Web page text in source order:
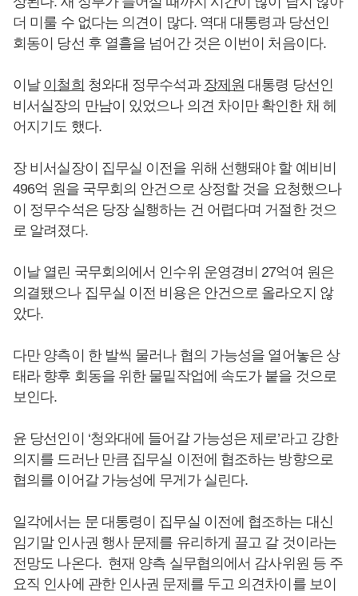
더 미룰 수 없다는 의견이 많다. 역대 대통령과 당선인
회동이 당선 후 열흘을 넘어간 것은 이번이 처음이다.
이날 이철희 청와대 정무수석과 장제원 대통령 당선인
비서실장의 만남이 있었으나 의견 차이만 확인한 채 헤
어지기도 했다.
장 비서실장이 집무실 이전을 위해 선행돼야 할 예비비
496억 원을 국무회의 안건으로 상정할 것을 요청했으나
이 정무수석은 당장 실행하는 건 어렵다며 거절한 것으
로 알려졌다.
이날 열린 국무회의에서 인수위 운영경비 27억여 원은
의결됐으나 집무실 이전 비용은 안건으로 올라오지 않
았다.
다만 양측이 한 발씩 물러나 협의 가능성을 열어놓은 상
태라 향후 회동을 위한 물밑작업에 속도가 붙을 것으로
보인다.
윤 당선인이 ‘청와대에 들어갈 가능성은 제로’라고 강한
의지를 드러난 만큼 집무실 이전에 협조하는 방향으로
협의를 이어갈 가능성에 무게가 실린다.
일각에서는 문 대통령이 집무실 이전에 협조하는 대신
임기말 인사권 행사 문제를 유리하게 끌고 갈 것이라는
전망도 나온다. 현재 양측 실무협의에서 감사위원 등 주
요직 인사에 관한 인사권 문제를 두고 의견차이를 보이